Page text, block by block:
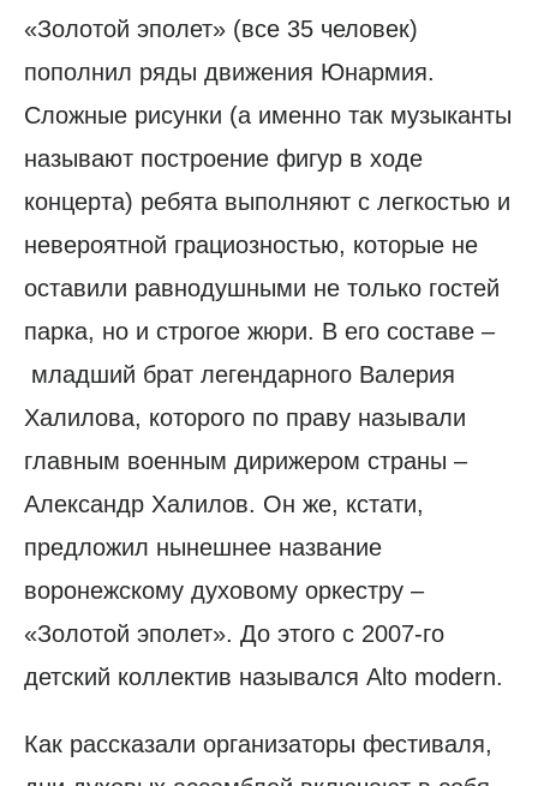
«Золотой эполет» (все 35 человек)
пополнил ряды движения Юнармия.
Сложные рисунки (а именно так музыканты
называют построение фигур в ходе
концерта) ребята выполняют с легкостью и
невероятной грациозностью, которые не
оставили равнодушными не только гостей
парка, но и строгое жюри. В его составе –
младший брат легендарного Валерия
Халилова, которого по праву называли
главным военным дирижером страны –
Александр Халилов. Он же, кстати,
предложил нынешнее название
воронежскому духовому оркестру –
«Золотой эполет». До этого с 2007-го
детский коллектив назывался Alto modern.
Как рассказали организаторы фестиваля,